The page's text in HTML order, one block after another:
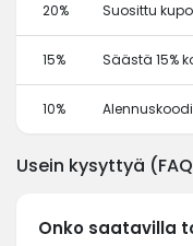
20% Suosittu
15% Säästä 15%
10%
Usein kysyttyä
Onko saatavilla